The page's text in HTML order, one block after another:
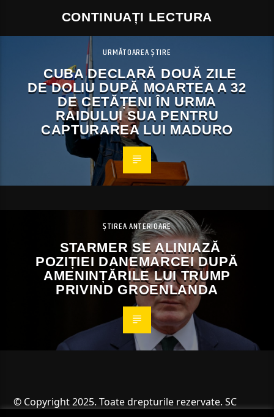
CONTINUAȚI LECTURA
URMĂTOAREA ȘTIRE
CUBA DECLARĂ DOUĂ ZILE
DE DOLIU DUPĂ MOARTEA A 32
DE CETĂȚENI ÎN URMA
RAIDULUI SUA PENTRU
CAPTURAREA LUI MADURO
ȘTIREA ANTERIOARE
STARMER SE ALINIAZĂ
POZIȚIEI DANEMARCEI DUPĂ
AMENINȚĂRILE LUI TRUMP
PRIVIND GROENLANDA
© Copyright 2025. Toate drepturile rezervate. SC